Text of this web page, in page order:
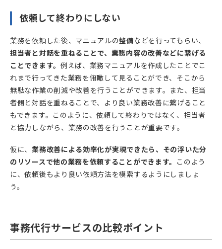
依頼して終わりにしない
業務を依頼した後、マニュアルの整備などを行ってもらい、
担当者と対話を重ねることで、業務内容の改善などに繋げる
ことできます。 例えば、業務マニュアルを作成したことでこ
れまで行ってきた業務を俯瞰して見ることができ、そこから
無駄な作業の削減や改善を行うことができます。また、担当
者側と対話を重ねることで、より良い業務改善に繋げること
もできます。このように、依頼して終わりではなく、担当者
と協力しながら、業務の改善を行うことが重要です。
仮に、業務改善による効率化が実現できたら、その浮いた分
のリソースで他の業務を依頼することができます。
このよう
に、依頼後もより良い依頼方法を模索するようにしましょ
う。
事務代行サービスの比較ポイント